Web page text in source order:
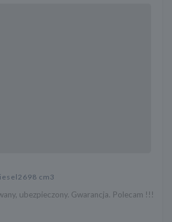
2698 cm3
ubezpieczony. Gwarancja. Polecam !!!